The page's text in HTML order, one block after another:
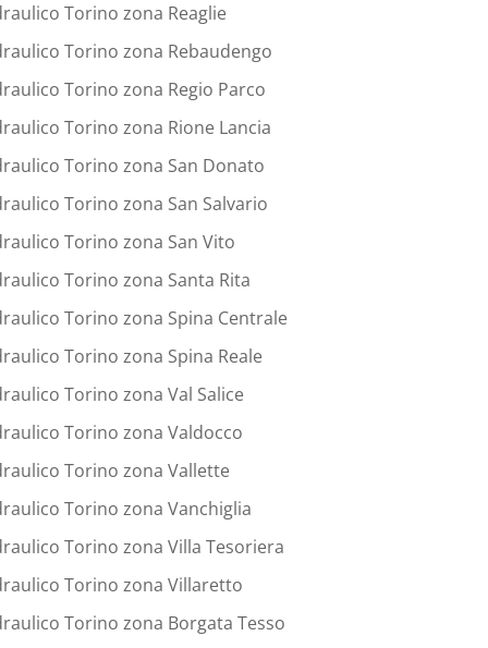
Torino zona Reaglie
Torino zona Rebaudengo
Torino zona Regio Parco
Torino zona Rione Lancia
Torino zona San Donato
Torino zona San Salvario
Torino zona San Vito
Torino zona Santa Rita
Torino zona Spina Centrale
Torino zona Spina Reale
Torino zona Val Salice
Torino zona Valdocco
Torino zona Vallette
Torino zona Vanchiglia
Torino zona Villa Tesoriera
Torino zona Villaretto
Torino zona Borgata Tesso